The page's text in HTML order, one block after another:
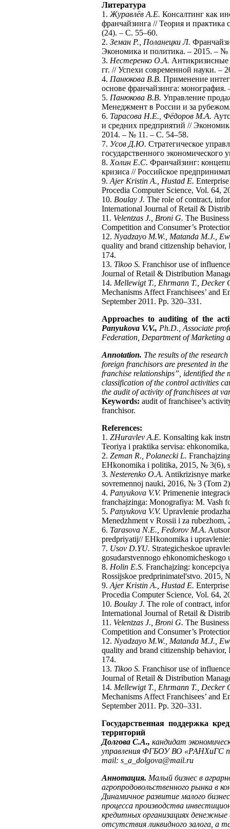
Литература
1.Журавлёв А.Е. Консалтинг как
франчайзинга // Теория и практика
(24). – С. 55–60.
2. Земан Р., Поланецки Л.
Экономика и политика. – 2015. – №
3. Нестеренко О.А. Антикризисные
гг. // Успехи современной науки. –
4. Панюкова В.В. Применение
основе франчайзинга:
5. Панюкова В.В. Управление
Менеджмент в России и за
6. Тарасова Н.Е., Фёдоров М.А.
и средних предприятий //
2014. – № 11. – С. 54–58.
7. Усов Д.Ю. Стратегическое
государственного
8.Холин Е.С. Франчайзинг:
кризиса // Российское
9.Ajer Kristin A., Hustad E.
Procedia Computer Science, Vol. 64,
10. Boulay J. The role of contract,
International Journal of Retail &
11. Velentzas J., Broni G. The
Competition and Consumer’s
12. Nyadzayo M.W., Matanda M.J.,
quality and brand citizenship
174.
13. Tikoo S. Franchisor use of
Journal of Retail & Distribution
14. Mellewigt T., Ehrmann T., Decker
Mechanisms Affect Franchisees’ and
September 2011. Pp. 320–331.
Approaches to auditing of the
Panyukova V.V., Ph.D., Associate
Federation, Department of Marketing
Annotation. The results of the
foreign franchisors are presented in
franchise relationships”, identified the
classification of the control activities
the audit of activity of franchisees at
Keywords: audit of franchisee’s
franchisor.
References:
1. ZHuravlev A.E. Konsalting kak
Teoriya i praktika servisa:
2. Zeman R., Polanecki L.
EHkonomika i politika, 2015, № 3(6),
3. Nesterenko O.A. Antikrizisnye
sovremennoj nauki, 2016, № 3 (Tom
4. Panyukova V.V. Primenenie
franchajzinga: Monografiya: M. Vash
5. Panyukova V.V. Upravlenie
Menedzhment v Rossii i za
6. Tarasova N.E., Fedorov M.A.
predpriyatij// EHkonomika i
7. Usov D.YU. Strategicheskoe
gosudarstvennogo
8. Holin E.S. Franchajzing:
Rossijskoe predprinimatel'stvo. 2015,
9.Ajer Kristin A., Hustad E.
Procedia Computer Science, Vol. 64,
10. Boulay J. The role of contract,
International Journal of Retail &
11. Velentzas J., Broni G. The
Competition and Consumer’s
12. Nyadzayo M.W., Matanda M.J.,
quality and brand citizenship
174.
13. Tikoo S. Franchisor use of
Journal of Retail & Distribution
14. Mellewigt T., Ehrmann T., Decker
Mechanisms Affect Franchisees’ and
September 2011. Pp. 320–331.
Государственная поддержка
территорий
Долгова С.А., кандидат
управления ФГБОУ ВО «РАНХиГС
mail: s a dolgova@mail.ru
Аннотация. Малый бизнес в
агропродовольственного рынка в
Динамичное развитие малого
процесса производства
кредитных организациях денежные
отсутствия ликвидного залога, а